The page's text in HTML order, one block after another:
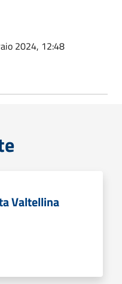
2024, 12:48
Valtellina